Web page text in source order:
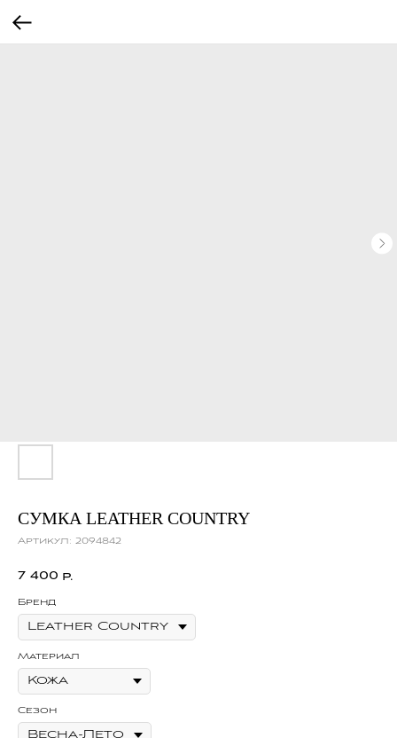
СУМКА LEATHER COUNTRY
Артикул: 2094842
7 400 р.
Бренд
Материал
Сезон